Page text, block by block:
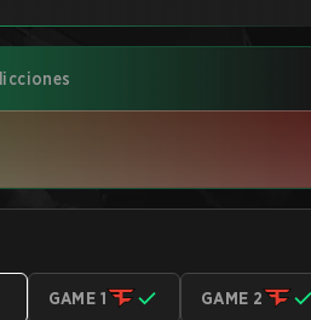
GAME 1 GAME 2